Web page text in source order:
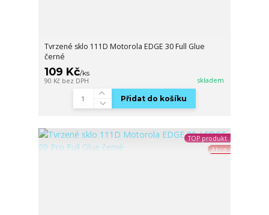
Tvrzené sklo 111D Motorola EDGE 30 Full Glue
černé
109 Kč/ks
90 Kč bez DPH skladem
Přidat do košíku
TOP produkt
Akce